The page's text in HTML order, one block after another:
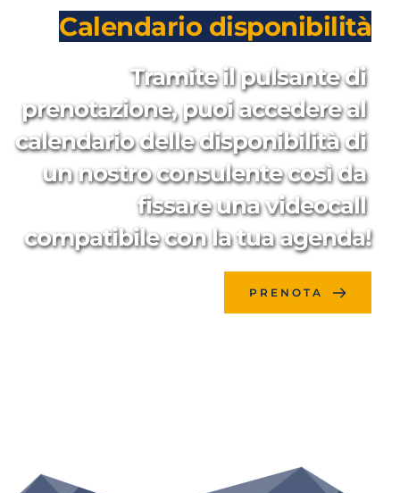
Calendario disponibilità
Tramite il pulsante di
prenotazione, puoi accedere al
calendario delle disponibilità di
un nostro consulente così da
fissare una videocall
compatibile con la tua agenda!
PRENOTA